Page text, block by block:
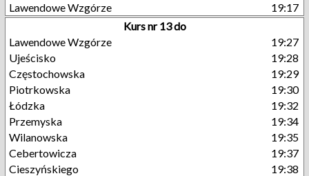
Lawendowe Wzgórze
19:17
Kurs nr 13 do
Lawendowe Wzgórze
19:27
Ujeścisko
19:28
Częstochowska
19:29
Piotrkowska
19:30
Łódzka
19:32
Przemyska
19:34
Wilanowska
19:35
Cebertowicza
19:37
Cieszyńskiego
19:38